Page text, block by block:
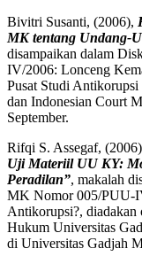
Bivitri Susanti, (2006),
MK tentang Undang-
disampaikan dalam
IV/2006: Lonceng
Pusat Studi
dan Indonesian Court
September.
Rifqi S. Assegaf,
Uji Materiil UU KY:
Peradilan”, makalah
MK Nomor 005/PUU-
Antikorupsi?, diadakan
Hukum Universitas
di Universitas Gadjah